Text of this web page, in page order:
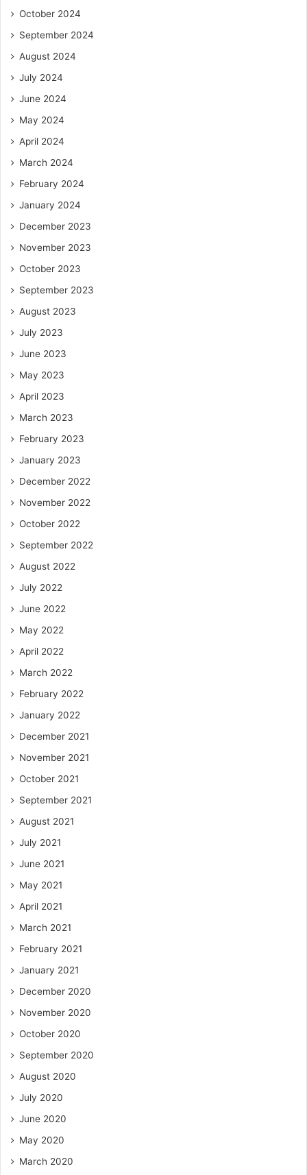
October 2024
September 2024
August 2024
July 2024
June 2024
May 2024
April 2024
March 2024
February 2024
January 2024
December 2023
November 2023
October 2023
September 2023
August 2023
July 2023
June 2023
May 2023
April 2023
March 2023
February 2023
January 2023
December 2022
November 2022
October 2022
September 2022
August 2022
July 2022
June 2022
May 2022
April 2022
March 2022
February 2022
January 2022
December 2021
November 2021
October 2021
September 2021
August 2021
July 2021
June 2021
May 2021
April 2021
March 2021
February 2021
January 2021
December 2020
November 2020
October 2020
September 2020
August 2020
July 2020
June 2020
May 2020
March 2020